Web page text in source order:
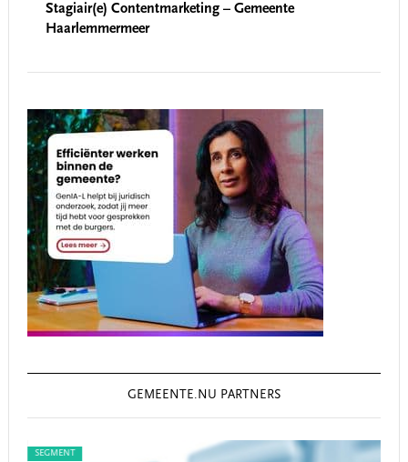
Stagiair(e) Contentmarketing – Gemeente
Haarlemmermeer
GEMEENTE.NU PARTNERS
SEGMENT